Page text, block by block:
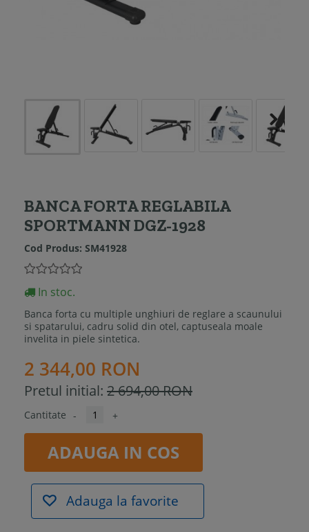
BANCA FORTA REGLABILA
SPORTMANN DGZ-1928
Cod Produs: SM41928
In stoc.
Banca forta cu multiple unghiuri de reglare a scaunului
si spatarului, cadru solid din otel, captuseala moale
invelita in piele sintetica.
2 344,00 RON
Pretul initial: 2 694,00 RON
Cantitate - +
ADAUGA IN COS
Adauga la favorite